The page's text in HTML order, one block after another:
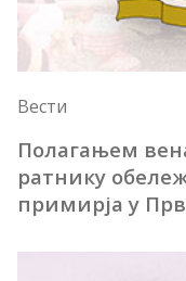
Вести
Полагањем
ратнику
примирја у